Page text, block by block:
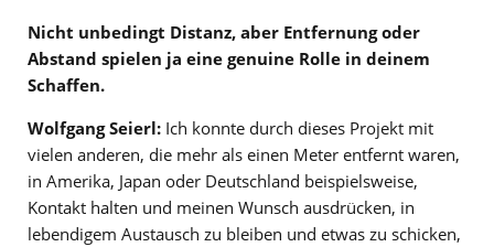
Nicht unbedingt Distanz, aber Entfernung oder
Abstand spielen ja eine genuine Rolle in deinem
Schaffen.
Wolfgang Seierl: Ich konnte durch dieses Projekt mit
vielen anderen, die mehr als einen Meter entfernt waren,
in Amerika, Japan oder Deutschland beispielsweise,
Kontakt halten und meinen Wunsch ausdrücken, in
lebendigem Austausch zu bleiben und etwas zu schicken,